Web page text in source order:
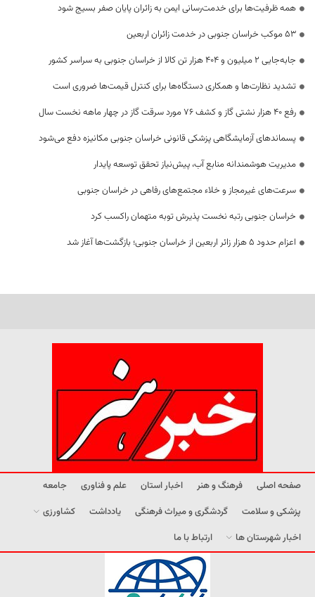
همه ظرفیت‌ها برای خدمت‌رسانی ایمن به زائران پایان صفر بسیج شود
53 موکب خراسان جنوبی در خدمت زائران اربعین
جابه‌جایی 2 میلیون و 404 هزار تن کالا از خراسان جنوبی به سراسر کشور
تشدید نظارت‌ها و همکاری دستگاه‌ها برای کنترل قیمت‌ها ضروری است
رفع 40 هزار نشتی گاز و کشف 76 مورد سرقت گاز در چهار ماهه نخست سال
پسماندهای آزمایشگاهی پزشکی قانونی خراسان جنوبی مکانیزه دفع می‌شود
مدیریت هوشمندانه منابع آب، پیش‌نیاز تحقق توسعه پایدار
سرعت‌های غیرمجاز و خلاء مجتمع‌های رفاهی در خراسان جنوبی
خراسان جنوبی رتبه نخست پذیرش توبه متهمان راکسب کرد
اعزام حدود 5 هزار زائر اربعین از خراسان جنوبی؛ بازگشت‌ها آغاز شد
صفحه اصلی فرهنگ و هنر اخبار استان علم و فناوری
جامعه
پزشکی و سلامت
گردشگری و میراث فرهنگی یادداشت
کشاورزی
اخبار شهرستان ها
ارتباط با ما